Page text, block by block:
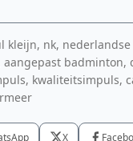
kleijn, nk, nederlandse
aangepast badminton,
kwaliteitsimpuls,
X